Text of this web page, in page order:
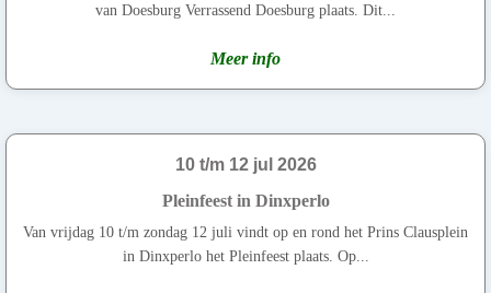
van Doesburg Verrassend Doesburg plaats. Dit...
Meer info
10 t/m 12 jul 2026
Pleinfeest in Dinxperlo
Van vrijdag 10 t/m zondag 12 juli vindt op en rond het Prins Clausplein
in Dinxperlo het Pleinfeest plaats. Op...